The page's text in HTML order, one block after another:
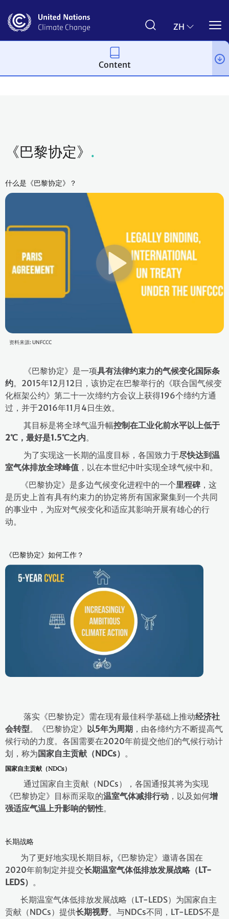
main
ZH
《巴黎协定》
什么是《巴黎协定》？
资料来源: UNFCCC
《巴黎协定》是一项具有法律约束力的气候变化国际条
约。2015年12月12日，该协定在巴黎举行的《联合国气候变
化框架公约》第二十一次缔约方会议上获得196个缔约方通
过，并于2016年11月4日生效。
其目标是将全球气温升幅控制在工业化前水平以上低于
2℃，最好是1.5℃之内。
为了实现这一长期的温度目标，各国致力于尽快达到温
室气体排放全球峰值 ，以在本世纪中叶实现全球气候中和。
《巴黎协定》是多边气候变化进程中的一个里程碑，这
是历史上首有具有约束力的协定将所有国家聚集到一个共同
的事业中，为应对气候变化和适应其影响开展有雄心的行
动。
《巴黎协定》如何工作？
落实《巴黎协定》需在现有最佳科学基础上推动经济社
会转型。《巴黎协定》 以5年为周期 ，由各缔约方不断提高气
候行动的力度。各国需要在2020年前提交他们的气候行动计
划，称为国家自主贡献（NDCs） 。
国家自主贡献（NDCs）
通过国家自主贡献（NDCs），各国通报其将为实现
《巴黎协定》目标而采取的温室气体减排行动 ，以及如何增
强适应气温上升影响的韧性。
长期战略
为了更好地实现长期目标,《巴黎协定》邀请各国在
2020年前制定并提交长期温室气体低排放发展战略（LT-
LEDS） 。
长期温室气体低排放发展战略（LT-LEDS）为国家自主
贡献（NDCs）提供长期视野。与NDCs不同，LT-LEDS不是
Content